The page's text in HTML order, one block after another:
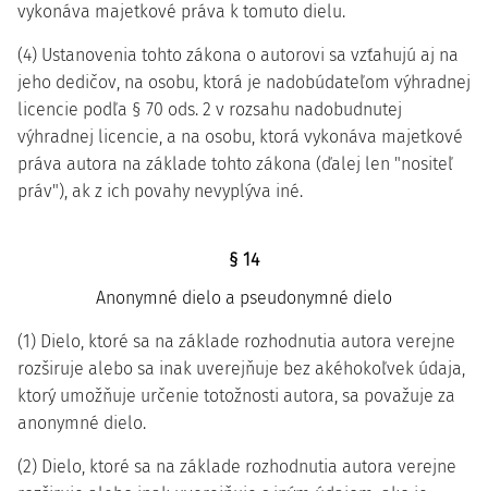
vykonáva majetkové práva k tomuto dielu.
(4) Ustanovenia tohto zákona o autorovi sa vzťahujú aj na
jeho dedičov, na osobu, ktorá je nadobúdateľom výhradnej
licencie podľa § 70 ods. 2 v rozsahu nadobudnutej
výhradnej licencie, a na osobu, ktorá vykonáva majetkové
práva autora na základe tohto zákona (ďalej len "nositeľ
práv"), ak z ich povahy nevyplýva iné.
§ 14
Anonymné dielo a pseudonymné dielo
(1) Dielo, ktoré sa na základe rozhodnutia autora verejne
rozširuje alebo sa inak uverejňuje bez akéhokoľvek údaja,
ktorý umožňuje určenie totožnosti autora, sa považuje za
anonymné dielo.
(2) Dielo, ktoré sa na základe rozhodnutia autora verejne